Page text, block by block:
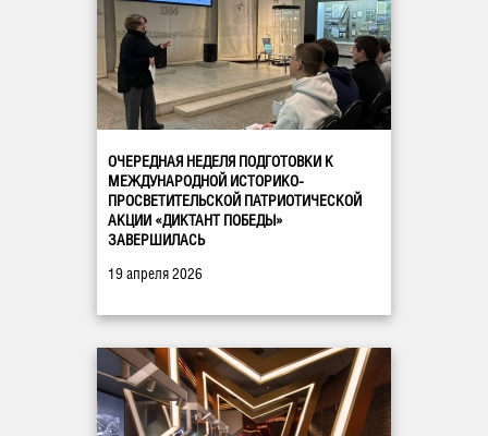
ОЧЕРЕДНАЯ НЕДЕЛЯ ПОДГОТОВКИ К
МЕЖДУНАРОДНОЙ ИСТОРИКО-
ПРОСВЕТИТЕЛЬСКОЙ ПАТРИОТИЧЕСКОЙ
АКЦИИ «ДИКТАНТ ПОБЕДЫ»
ЗАВЕРШИЛАСЬ
19 апреля 2026